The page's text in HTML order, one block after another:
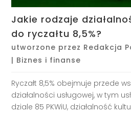
Jakie rodzaje
do ryczałtu 8,5%?
utworzone przez Redakcja
| Biznes i finanse
Ryczałt 8,5% obejmuje przede
działalności usługowej, w tym
dziale 85 PKWiU, działalność